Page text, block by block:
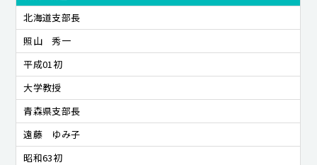
北海道支部長
照山 秀一
平成01初
大学教授
青森県支部長
遠藤 ゆみ子
昭和63初